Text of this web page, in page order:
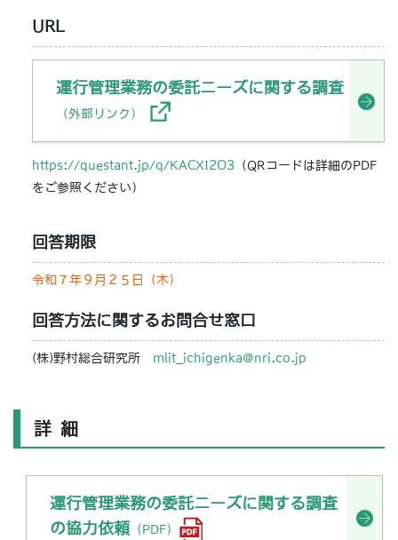
URL
運行管理業務の委託ニーズに関する調査
（外部リンク）
https://questant.jp/q/KACXI2O3 （QRコードは詳細のPDF
をご参照ください）
回答期限
令和７年９月２５日（木）
回答方法に関するお問合せ窓口
(株)野村総合研究所 mlit_ichigenka@nri.co.jp
詳細
運行管理業務の委託ニーズに関する調査
の協力依頼 （PDF）